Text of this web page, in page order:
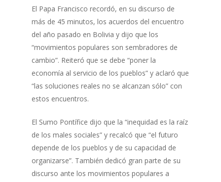
El Papa Francisco recordó, en su discurso de
más de 45 minutos, los acuerdos del encuentro
del año pasado en Bolivia y dijo que los
“movimientos populares son sembradores de
cambio”. Reiteró que se debe “poner la
economía al servicio de los pueblos” y aclaró que
“las soluciones reales no se alcanzan sólo” con
estos encuentros.
El Sumo Pontífice dijo que la “inequidad es la raíz
de los males sociales” y recalcó que “el futuro
depende de los pueblos y de su capacidad de
organizarse”. También dedicó gran parte de su
discurso ante los movimientos populares a